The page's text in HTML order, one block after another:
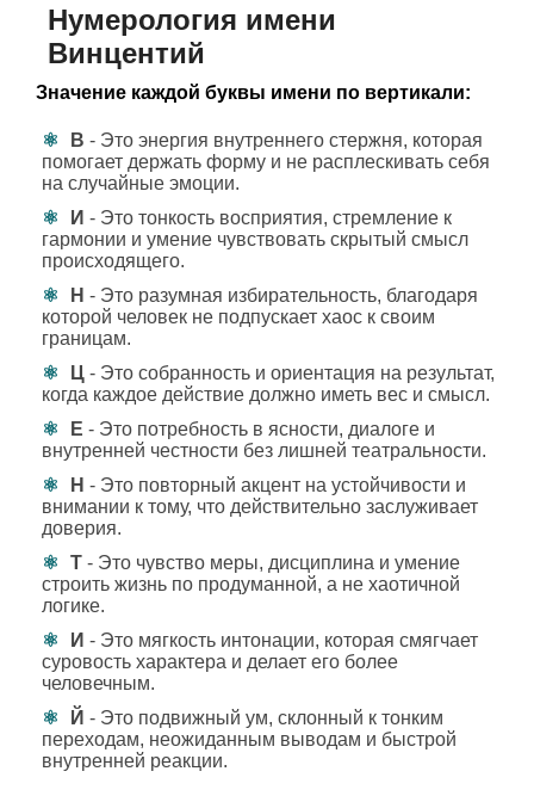
Нумерология имени
Винцентий
Значение каждой буквы имени по вертикали:
В - Это энергия внутреннего стержня, которая
помогает держать форму и не расплескивать себя
на случайные эмоции.
И - Это тонкость восприятия, стремление к
гармонии и умение чувствовать скрытый смысл
происходящего.
Н - Это разумная избирательность, благодаря
которой человек не подпускает хаос к своим
границам.
Ц - Это собранность и ориентация на результат,
когда каждое действие должно иметь вес и смысл.
Е - Это потребность в ясности, диалоге и
внутренней честности без лишней театральности.
Н - Это повторный акцент на устойчивости и
внимании к тому, что действительно заслуживает
доверия.
Т - Это чувство меры, дисциплина и умение
строить жизнь по продуманной, а не хаотичной
логике.
И - Это мягкость интонации, которая смягчает
суровость характера и делает его более
человечным.
Й - Это подвижный ум, склонный к тонким
переходам, неожиданным выводам и быстрой
внутренней реакции.